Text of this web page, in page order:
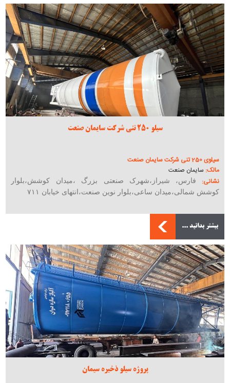
سیلو 250 تنی شرکت سایمان صنعت
سیلوی 250 تنی شرکت سایمان صنعت
مالک: سایمان صنعت
نشانی:
فارس، شیراز،شهرک صنعتی بزرگ ،میدان کوشش،بلوار
کوشش شمالی،میدان ساعی،بلوار نوین صنعت،انتهای خیابان ۷۱۱
بیشتر بدانید ...
پروژه سیلو ذخیره سیمان